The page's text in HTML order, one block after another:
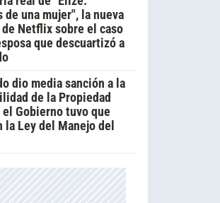
de una mujer", la nueva
Netflix sobre el caso
que descuartizó a
dio media sanción a la
de la Propiedad
el Gobierno tuvo que
la Ley del Manejo del